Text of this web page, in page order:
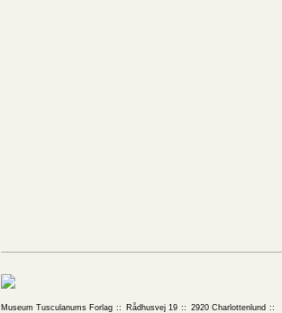
Museum Tusculanums Forlag Rådhusvej 19
2920 Charlottenlund